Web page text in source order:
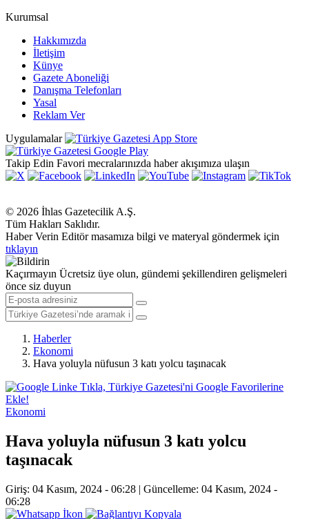
Kurumsal
Hakkımızda
İletişim
Künye
Gazete Aboneliği
Danışma Telefonları
Yasal
Reklam Ver
Uygulamalar
Takip Edin Favori mecralarınızda haber akışımıza ulaşın
© 2026 İhlas Gazetecilik A.Ş.
Tüm Hakları Saklıdır.
Haber Verin Editör masamıza bilgi ve materyal göndermek için
tıklayın
Kaçırmayın Ücretsiz üye olun, gündemi şekillendiren gelişmeleri
önce siz duyun
Haberler
Ekonomi
Hava yoluyla nüfusun 3 katı yolcu taşınacak
Linke Tıkla, Türkiye Gazetesi'ni Google Favorilerine
Ekle!
Ekonomi
Hava yoluyla nüfusun 3 katı yolcu
taşınacak
Giriş: 04 Kasım, 2024 - 06:28 | Güncelleme: 04 Kasım, 2024 -
06:28